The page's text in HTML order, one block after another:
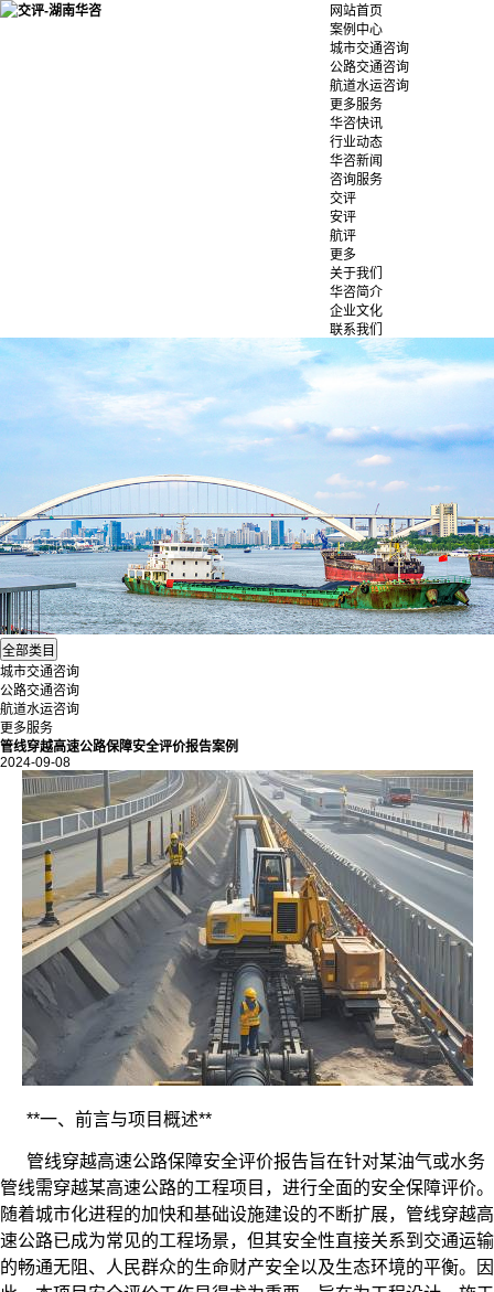
网站首页
案例中心
城市交通咨询
公路交通咨询
航道水运咨询
更多服务
华咨快讯
行业动态
华咨新闻
咨询服务
交评
安评
航评
更多
关于我们
华咨简介
企业文化
联系我们
城市交通咨询
公路交通咨询
航道水运咨询
更多服务
管线穿越高速公路保障安全评价报告案例
2024-09-08
**一、前言与项目概述**
管线穿越高速公路保障安全评价报告旨在针对某油气或水务
管线需穿越某高速公路的工程项目，进行全面的安全保障评价。
随着城市化进程的加快和基础设施建设的不断扩展，管线穿越高
速公路已成为常见的工程场景，但其安全性直接关系到交通运输
的畅通无阻、人民群众的生命财产安全以及生态环境的平衡。因